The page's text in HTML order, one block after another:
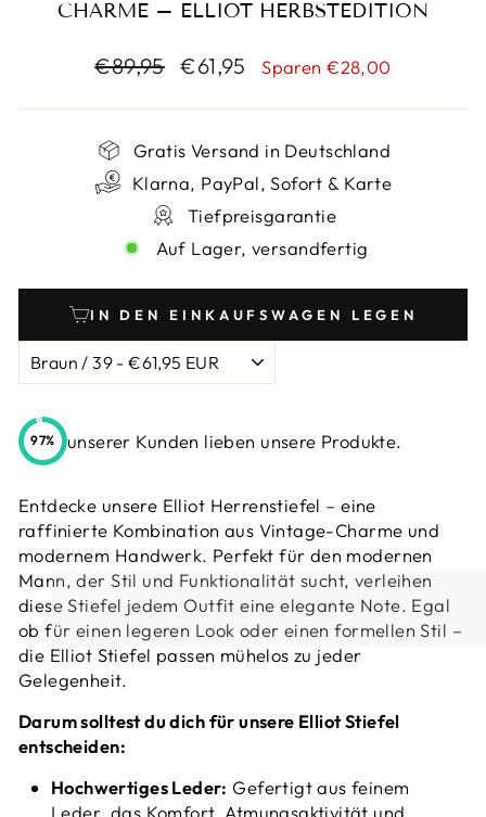
CHARME – ELLIOT HERBSTEDITION
Normaler
€89,95 Sonderpreis
€61,95 Sparen €28,00
Gratis Versand in Deutschland
Klarna, PayPal, Sofort & Karte
Tiefpreisgarantie
Auf Lager, versandfertig
IN DEN EINKAUFSWAGEN LEGEN
97% unserer Kunden lieben unsere Produkte.
Entdecke unsere Elliot Herrenstiefel – eine
raffinierte Kombination aus Vintage-Charme und
modernem Handwerk. Perfekt für den modernen
Mann, der Stil und Funktionalität sucht, verleihen
diese Stiefel jedem Outfit eine elegante Note. Egal
ob für einen legeren Look oder einen formellen Stil –
die Elliot Stiefel passen mühelos zu jeder
Gelegenheit.
Darum solltest du dich für unsere Elliot Stiefel
entscheiden:
Hochwertiges Leder: Gefertigt aus feinem
Leder, das Komfort, Atmungsaktivität und